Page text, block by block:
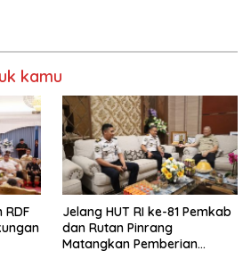
kamu
RDF
Jelang HUT RI ke-81 Pemkab
dan Rutan Pinrang
Matangkan Pemberian